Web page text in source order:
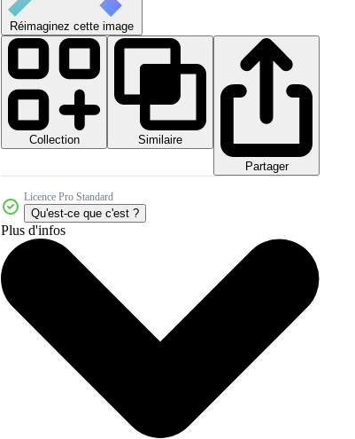
Réimaginez cette image
Collection
Similaire
Partager
Licence Pro Standard
Qu'est-ce que c'est ?
Plus d'infos